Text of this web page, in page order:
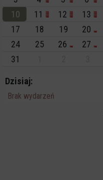
10
11 12 13
17
18 19 20
24
25 26 27
31
Dzisiaj:
Brak wydarzeń